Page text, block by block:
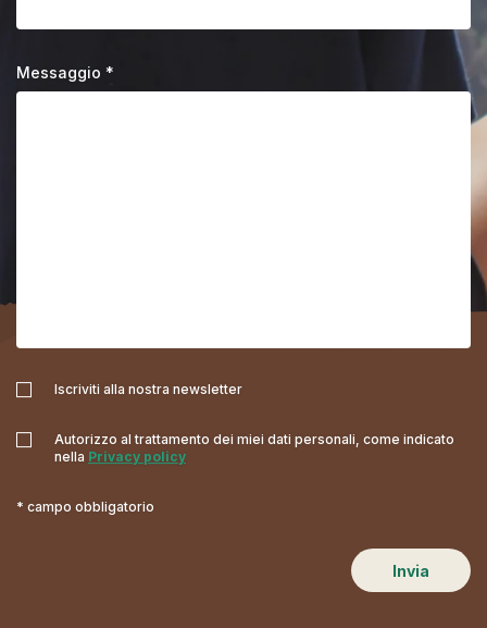
Messaggio *
Iscriviti alla nostra newsletter
Autorizzo al trattamento dei miei dati personali, come indicato
nella Privacy policy
* campo obbligatorio
Invia